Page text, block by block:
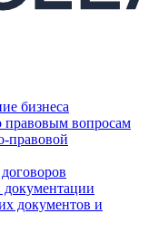
бизнеса
правовым вопросам
правовой
документов и